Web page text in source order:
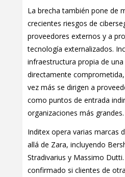
La brecha también pone de
crecientes riesgos de
proveedores externos y a
tecnología externalizados.
infraestructura propia de
directamente
vez más se dirigen a
como puntos de entrada
organizaciones más grandes.
Inditex opera varias marcas
allá de Zara, incluyendo
Stradivarius y Massimo
confirmado si clientes de